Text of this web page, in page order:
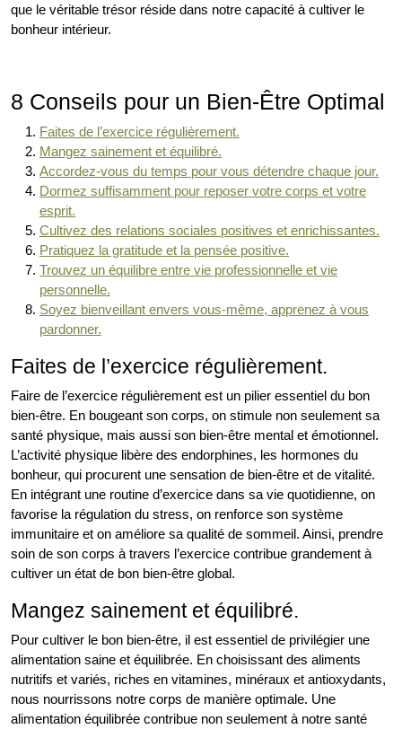
que le véritable trésor réside dans notre capacité à cultiver le
bonheur intérieur.
8 Conseils pour un Bien-Être Optimal
Faites de l’exercice régulièrement.
Mangez sainement et équilibré.
Accordez-vous du temps pour vous détendre chaque jour.
Dormez suffisamment pour reposer votre corps et votre
esprit.
Cultivez des relations sociales positives et enrichissantes.
Pratiquez la gratitude et la pensée positive.
Trouvez un équilibre entre vie professionnelle et vie
personnelle.
Soyez bienveillant envers vous-même, apprenez à vous
pardonner.
Faites de l’exercice régulièrement.
Faire de l’exercice régulièrement est un pilier essentiel du bon
bien-être. En bougeant son corps, on stimule non seulement sa
santé physique, mais aussi son bien-être mental et émotionnel.
L’activité physique libère des endorphines, les hormones du
bonheur, qui procurent une sensation de bien-être et de vitalité.
En intégrant une routine d’exercice dans sa vie quotidienne, on
favorise la régulation du stress, on renforce son système
immunitaire et on améliore sa qualité de sommeil. Ainsi, prendre
soin de son corps à travers l’exercice contribue grandement à
cultiver un état de bon bien-être global.
Mangez sainement et équilibré.
Pour cultiver le bon bien-être, il est essentiel de privilégier une
alimentation saine et équilibrée. En choisissant des aliments
nutritifs et variés, riches en vitamines, minéraux et antioxydants,
nous nourrissons notre corps de manière optimale. Une
alimentation équilibrée contribue non seulement à notre santé